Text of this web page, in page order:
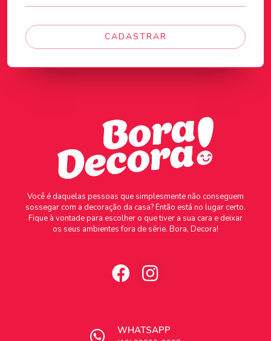
CADASTRAR
Você é daquelas pessoas que simplesmente não conseguem
sossegar com a decoração da casa? Então está no lugar certo.
Fique à vontade para escolher o que tiver a sua cara e deixar
os seus ambientes fora de série. Bora, Decora!
WHATSAPP